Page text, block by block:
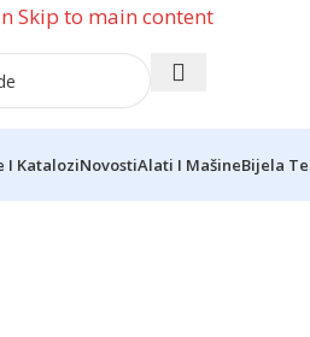
Skip to main content
I KataloziNovostiAlati I MašineBijela